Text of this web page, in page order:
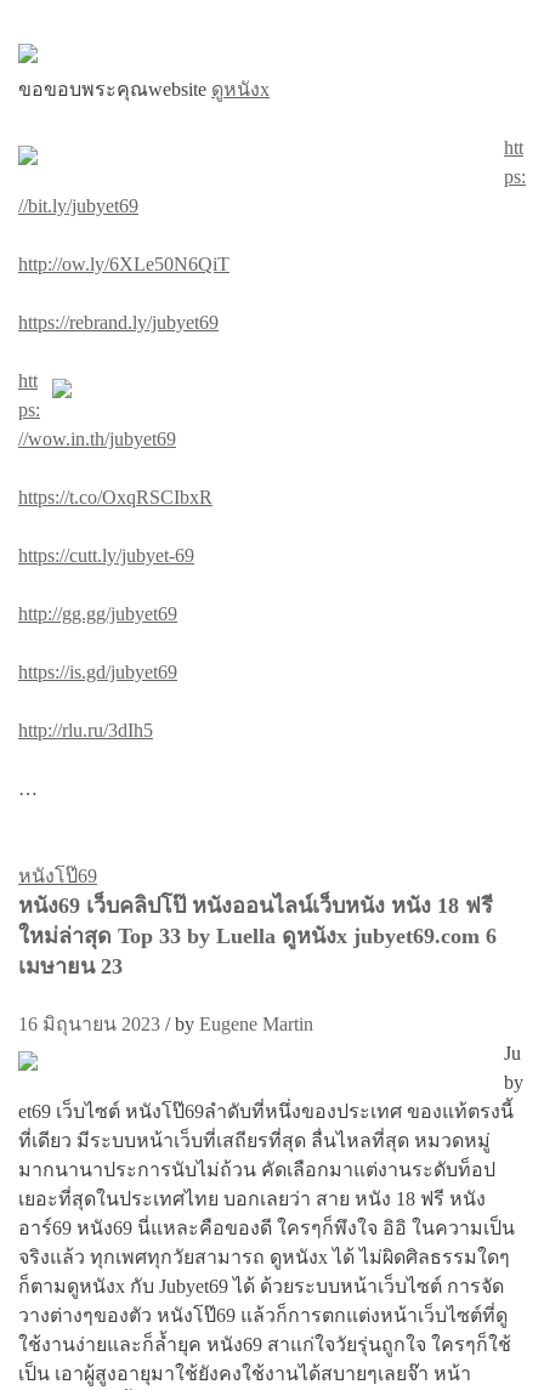
ขอขอบพระคุณwebsite ดูหนังx
htt
ps:
//bit.ly/jubyet69
http://ow.ly/6XLe50N6QiT
https://rebrand.ly/jubyet69
htt
ps:
//wow.in.th/jubyet69
https://t.co/OxqRSCIbxR
https://cutt.ly/jubyet-69
http://gg.gg/jubyet69
https://is.gd/jubyet69
http://rlu.ru/3dIh5
…
หนังโป๊69
หนัง69 เว็บคลิปโป๊ หนังออนไลน์เว็บหนัง หนัง 18 ฟรี
ใหม่ล่าสุด Top 33 by Luella ดูหนังx jubyet69.com 6
เมษายน 23
16 มิถุนายน 2023 / by Eugene Martin
Ju
by
et69 เว็บไซต์ หนังโป๊69ลำดับที่หนึ่งของประเทศ ของแท้ตรงนี้
ที่เดียว มีระบบหน้าเว็บที่เสถียรที่สุด ลื่นไหลที่สุด หมวดหมู่
มากนานาประการนับไม่ถ้วน คัดเลือกมาแต่งานระดับท็อป
เยอะที่สุดในประเทศไทย บอกเลยว่า สาย หนัง 18 ฟรี หนัง
อาร์69 หนัง69 นี่แหละคือของดี ใครๆก็พึงใจ อิอิ ในความเป็น
จริงแล้ว ทุกเพศทุกวัยสามารถ ดูหนังx ได้ ไม่ผิดศิลธรรมใดๆ
ก็ตามดูหนังx กับ Jubyet69 ได้ ด้วยระบบหน้าเว็บไซต์ การจัด
วางต่างๆของตัว หนังโป๊69 แล้วก็การตกแต่งหน้าเว็บไซต์ที่ดู
ใช้งานง่ายและก็ล้ำยุค หนัง69 สาแก่ใจวัยรุ่นถูกใจ ใครๆก็ใช้
เป็น เอาผู้สูงอายุมาใช้ยังคงใช้งานได้สบายๆเลยจ๊า หน้า